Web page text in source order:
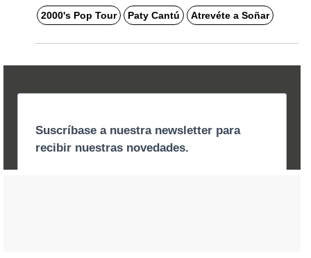
2000's Pop Tour Paty Cantú Atrevéte a Soñar